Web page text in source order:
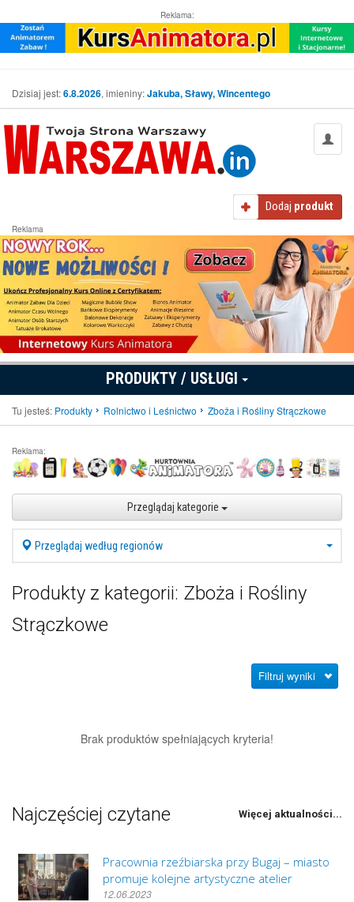
Reklama:
Dzisiaj jest:6.8.2026, imieniny:Jakuba, Sławy, Wincentego
Dodaj produkt
Reklama
PRODUKTY / USŁUGI
Tu jesteś: Produkty Rolnictwo i Leśnictwo Zboża i Rośliny Strączkowe
Reklama:
Przeglądaj kategorie
Przeglądaj według regionów
Produkty z kategorii: Zboża i Rośliny
Strączkowe
Filtruj wyniki
Brak produktów spełniających kryteria!
Najczęściej czytane Więcej aktualności...
Pracownia rzeźbiarska przy Bugaj – miasto
promuje kolejne artystyczne atelier
12.06.2023